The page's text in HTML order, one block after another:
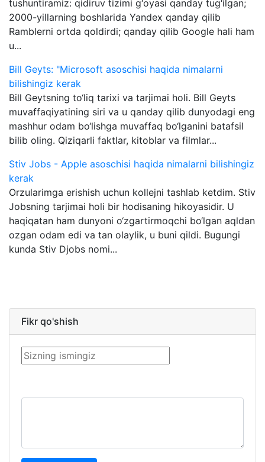
tushuntiramiz: qidiruv tizimi g‘oyasi qanday tug‘ilgan;
2000-yillarning boshlarida Yandex qanday qilib
Ramblerni ortda qoldirdi; qanday qilib Google hali ham
u...
Bill Geyts: "Microsoft asoschisi haqida nimalarni
bilishingiz kerak
Bill Geytsning to‘liq tarixi va tarjimai holi. Bill Geyts
muvaffaqiyatining siri va u qanday qilib dunyodagi eng
mashhur odam bo‘lishga muvaffaq bo‘lganini batafsil
bilib oling. Qiziqarli faktlar, kitoblar va filmlar...
Stiv Jobs - Apple asoschisi haqida nimalarni bilishingiz
kerak
Orzularimga erishish uchun kollejni tashlab ketdim. Stiv
Jobsning tarjimai holi bir hodisaning hikoyasidir. U
haqiqatan ham dunyoni o‘zgartirmoqchi bo‘lgan aqldan
ozgan odam edi va tan olaylik, u buni qildi. Bugungi
kunda Stiv Djobs nomi...
Fikr qo'shish